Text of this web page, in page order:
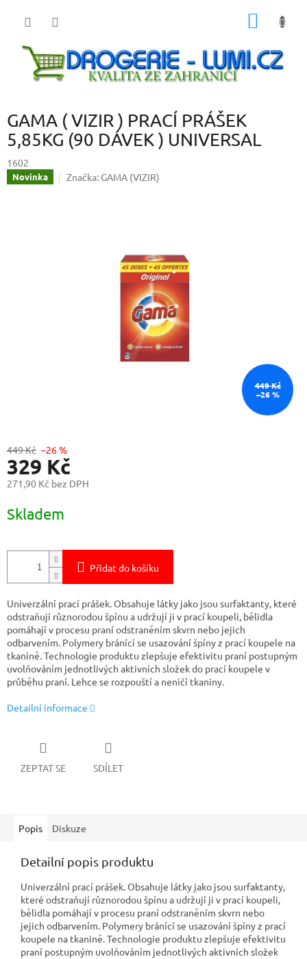
GAMA ( VIZIR ) PRACÍ PRÁŠEK
5,85KG (90 DÁVEK ) UNIVERSAL
1602
Novinka Značka: GAMA (VIZIR)
449 Kč
–26 %
449 Kč –26 %
329 Kč
271,90 Kč bez DPH
cena:
Skladem
Přidat do košíku
Univerzální prací prášek. Obsahuje látky jako jsou surfaktanty, které
odstraňují různorodou špínu a udržují ji v prací koupeli, bělidla
pomáhají v procesu praní odstraněním skvrn nebo jejich
odbarvením. Polymery bránící se usazování špíny z prací koupele na
tkanině. Technologie produktu zlepšuje efektivitu praní postupným
uvolňováním jednotlivých aktivních složek do prací koupele v
průběhu praní. Lehce se rozpouští a neničí tkaniny.
Detailní informace
ZEPTAT SE SDÍLET
Popis Diskuze
Detailní popis produktu
Univerzální prací prášek. Obsahuje látky jako jsou surfaktanty,
které odstraňují různorodou špínu a udržují ji v prací koupeli,
bělidla pomáhají v procesu praní odstraněním skvrn nebo
jejich odbarvením. Polymery bránící se usazování špíny z prací
koupele na tkanině. Technologie produktu zlepšuje efektivitu
praní postupným uvolňováním jednotlivých aktivních složek